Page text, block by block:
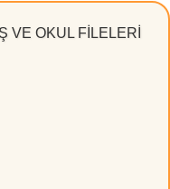
VE OKUL FİLELERİ